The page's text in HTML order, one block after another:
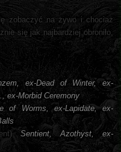
zobaczyć na żywo i chociaż
się jak najbardziej obroniło,
ex-Dead of Winter, ex-
ex-Morbid Ceremony
of Worms, ex-Lapidate, ex-
Sentient, Azothyst, ex-